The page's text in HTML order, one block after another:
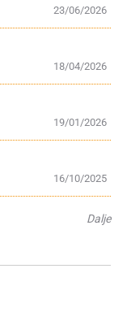
23/06/2026
18/04/2026
19/01/2026
16/10/2025
Dalje